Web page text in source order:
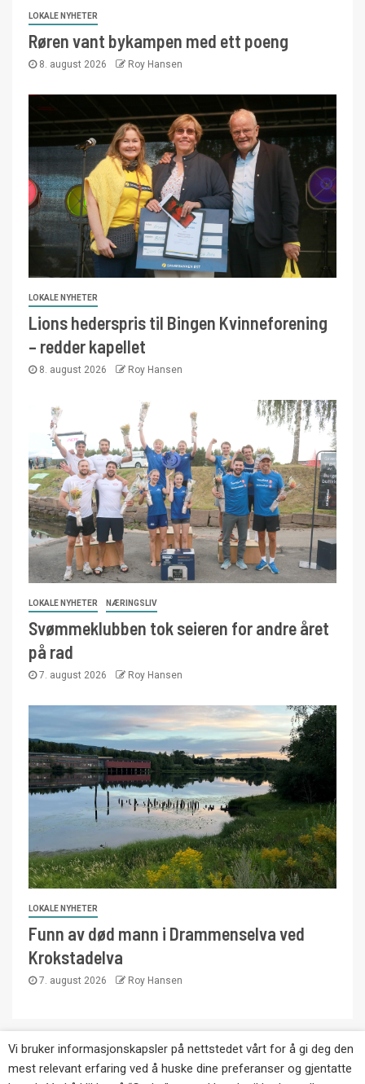
LOKALE NYHETER
Røren vant bykampen med ett poeng
8. august 2026 Roy Hansen
LOKALE NYHETER
Lions hederspris til Bingen Kvinneforening
– redder kapellet
8. august 2026 Roy Hansen
LOKALE NYHETER NÆRINGSLIV
Svømmeklubben tok seieren for andre året
på rad
7. august 2026 Roy Hansen
LOKALE NYHETER
Funn av død mann i Drammenselva ved
Krokstadelva
7. august 2026 Roy Hansen
Copyright © Eikernytt.no utgis av Roy’s
Pressetjeneste. Kopiering av tekst, bilder og
Vi bruker informasjonskapsler på nettstedet vårt for å gi deg den
mest relevant erfaring ved å huske dine preferanser og gjentatte